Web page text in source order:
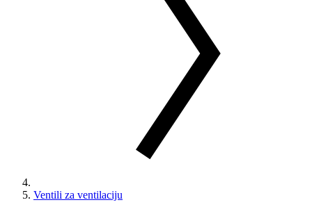
Ventili za ventilaciju